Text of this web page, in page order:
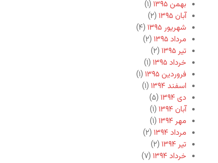
بهمن ۱۳۹۵
(۱)
آبان ۱۳۹۵
(۲)
شهریور ۱۳۹۵
(۴)
مرداد ۱۳۹۵
(۲)
تیر ۱۳۹۵
(۲)
خرداد ۱۳۹۵
(۱)
فروردین ۱۳۹۵
(۱)
اسفند ۱۳۹۴
(۱)
دی ۱۳۹۴
(۵)
آبان ۱۳۹۴
(۱)
مهر ۱۳۹۴
(۱)
مرداد ۱۳۹۴
(۲)
تیر ۱۳۹۴
(۲)
خرداد ۱۳۹۴
(۷)